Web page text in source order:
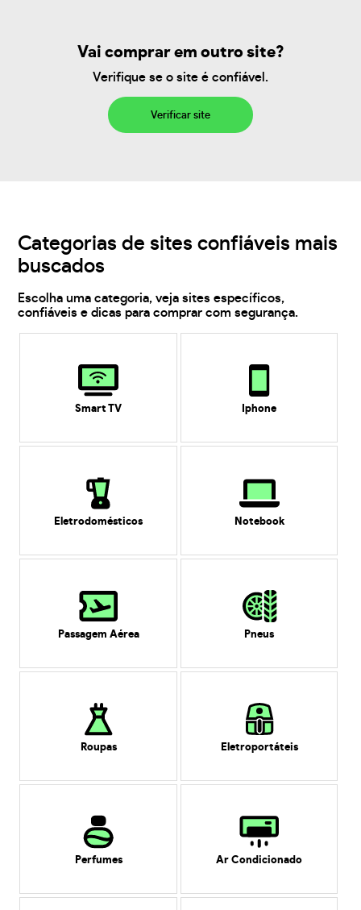
Vai comprar em outro site?
Verifique se o site é confiável.
Verificar site
Categorias de sites confiáveis mais
buscados
Escolha uma categoria, veja sites específicos,
confiáveis e dicas para comprar com segurança.
Smart TV Iphone
Eletrodomésticos Notebook
Passagem Aérea Pneus
Roupas Eletroportáteis
Perfumes Ar Condicionado